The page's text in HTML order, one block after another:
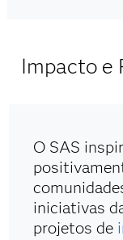
Impacto e
O SAS
iniciativas
projetos de